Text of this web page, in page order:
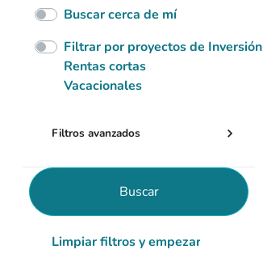
Buscar cerca de mí
Filtrar por proyectos de Inversión
Rentas cortas
Vacacionales
Filtros avanzados
Buscar
Limpiar filtros y empezar de nuevo